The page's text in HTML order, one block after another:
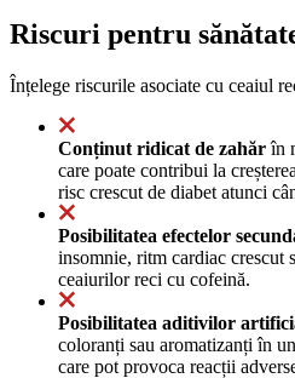
Riscuri pentru
Înțelege riscurile asociate cu ceaiul
Conținut ridicat de zahărîn
care poate contribui la
risc crescut de diabet atunci
Posibilitatea efectelor
insomnie, ritm cardiac crescut
ceaiurilor reci cu cofeină.
Posibilitatea aditivilor
coloranți sau aromatizanți în
care pot provoca reacții